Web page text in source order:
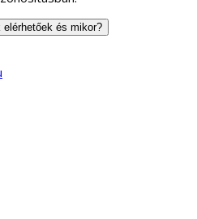
elérhetőek és mikor?